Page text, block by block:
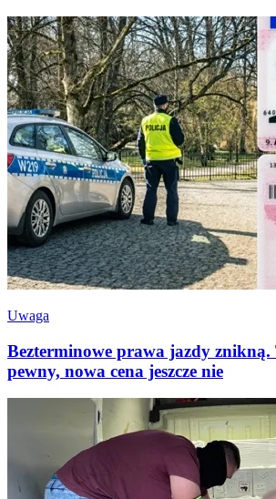
Uwaga
Bezterminowe prawa jazdy znikną.
pewny, nowa cena jeszcze nie